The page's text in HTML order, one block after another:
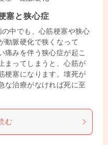
塞と狭心症
中でも、心筋梗塞や狭心
動脈硬化で狭くなって
痛みを伴う狭心症が起こ
まってしまうと、心筋が
梗塞になります。壊死が
な治療がなければ死に至
む